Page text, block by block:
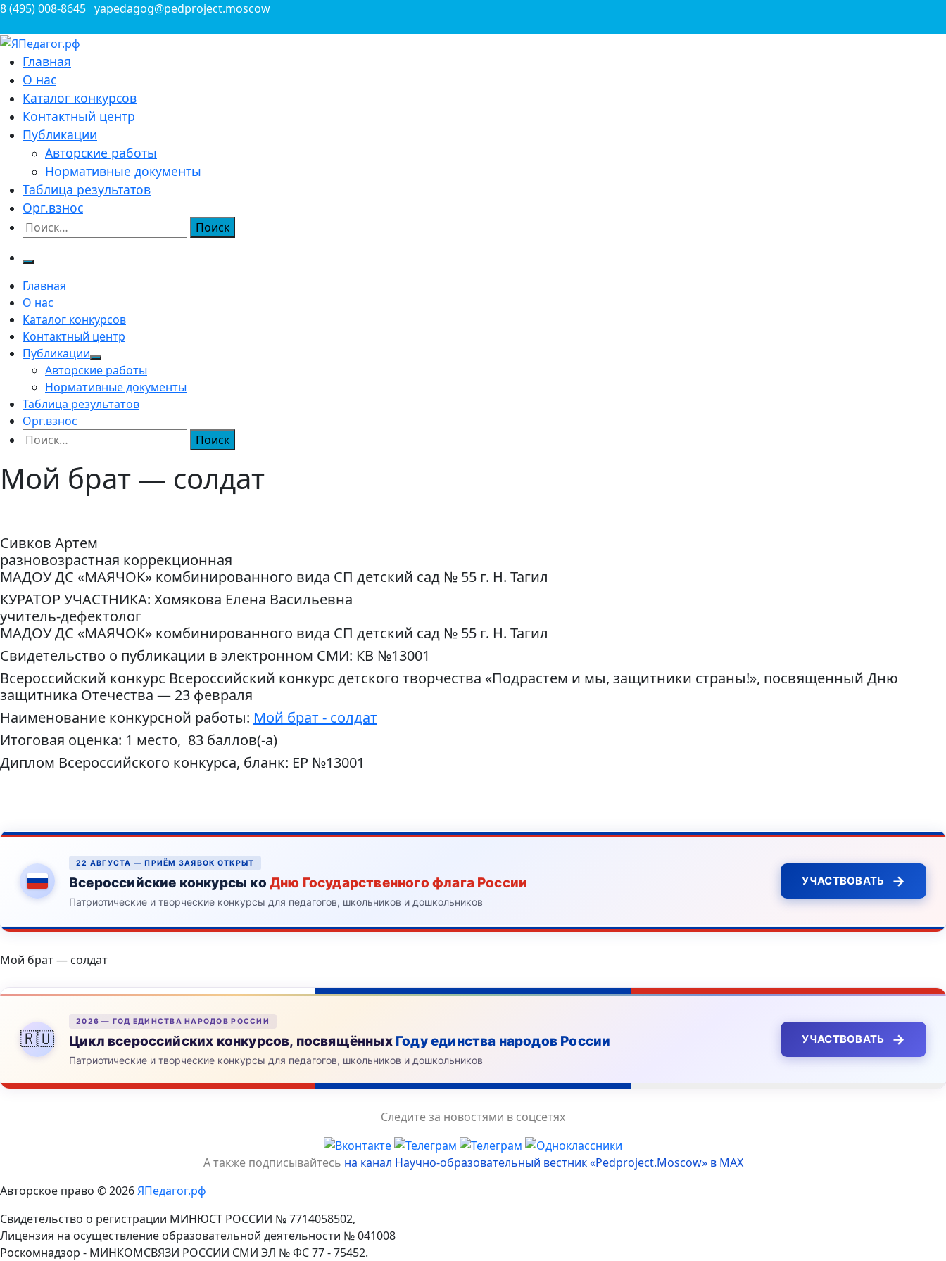
Перейти
содержимому
8 (495) 008-8645 yapedagog@pedproject.moscow
ЯПедагог.рф
Всероссийские конкурсы для педагогов
Главная
О нас
Каталог конкурсов
Контактный центр
Публикации
Авторские работы
Нормативные документы
Таблица результатов
Орг.взнос
Найти:
Главная
О нас
Каталог конкурсов
Контактный центр
Публикации
Авторские работы
Нормативные документы
Таблица результатов
Орг.взнос
Найти:
Мой брат — солдат
Сивков Артем
разновозрастная коррекционная
МАДОУ ДС «МАЯЧОК» комбинированного вида СП детский сад № 55 г. Н. Тагил
КУРАТОР УЧАСТНИКА: Хомякова Елена Васильевна
учитель-дефектолог
МАДОУ ДС «МАЯЧОК» комбинированного вида СП детский сад № 55 г. Н. Тагил
Свидетельство о публикации в электронном СМИ: КВ №13001
Всероссийский конкурс Всероссийский конкурс детского творчества «Подрастем и мы, защитники страны!», посвященный Дню
защитника Отечества — 23 февраля
Наименование конкурсной работы: Мой брат - солдат
Итоговая оценка: 1 место, 83 баллов(-а)
Диплом Всероссийского конкурса, бланк: ЕР №13001
22 АВГУСТА — ПРИЁМ ЗАЯВОК ОТКРЫТ
Всероссийские конкурсы ко Дню Государственного флага России
Патриотические и творческие конкурсы для педагогов, школьников и дошкольников
УЧАСТВОВАТЬ →
Мой брат — солдат
🇷🇺
2026 — ГОД ЕДИНСТВА НАРОДОВ РОССИИ
Цикл всероссийских конкурсов, посвящённых Году единства народов России
Патриотические и творческие конкурсы для педагогов, школьников и дошкольников
УЧАСТВОВАТЬ →
Следите за новостями в соцсетях
А также подписывайтесь на канал Научно-образовательный вестник «Pedproject.Moscow» в MAX
Авторское право © 2026ЯПедагог.рф
Свидетельство о регистрации МИНЮСТ РОССИИ № 7714058502,
Лицензия на осуществление образовательной деятельности № 041008
Роскомнадзор - МИНКОМСВЯЗИ РОССИИ СМИ ЭЛ № ФС 77 - 75452.